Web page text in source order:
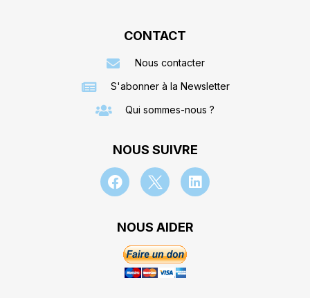
CONTACT
Nous contacter
S'abonner à la Newsletter
Qui sommes-nous ?
NOUS SUIVRE
NOUS AIDER